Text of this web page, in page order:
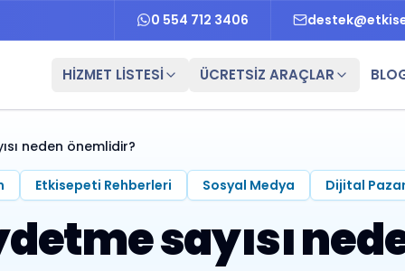
0 554 712 3406
HİZMET LİSTESİ ÜCRETSİZ ARAÇLAR
neden önemlidir?
Etkisepeti Rehberleri Sosyal Medya Dijital
sayısı